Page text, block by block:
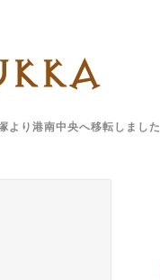
より港南中央へ移転しました